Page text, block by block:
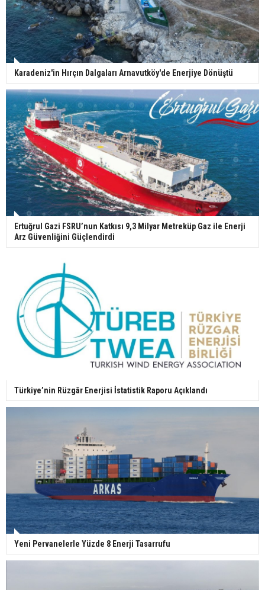
Karadeniz'in Hırçın Dalgaları Arnavutköy'de Enerjiye Dönüştü
Ertuğrul Gazi FSRU’nun Katkısı 9,3 Milyar Metreküp Gaz ile Enerji
Arz Güvenliğini Güçlendirdi
Türkiye’nin Rüzgâr Enerjisi İstatistik Raporu Açıklandı
Yeni Pervanelerle Yüzde 8 Enerji Tasarrufu